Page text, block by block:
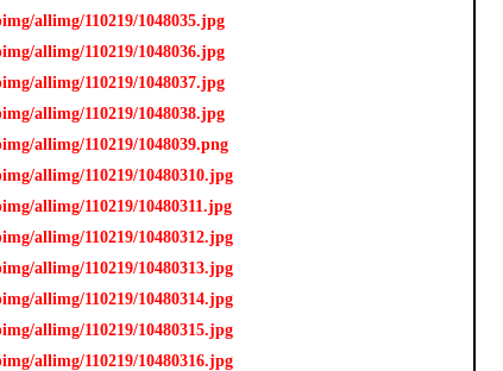
allimg/110219/1048035.jpg
allimg/110219/1048036.jpg
allimg/110219/1048037.jpg
allimg/110219/1048038.jpg
allimg/110219/1048039.png
allimg/110219/10480310.jpg
allimg/110219/10480311.jpg
allimg/110219/10480312.jpg
allimg/110219/10480313.jpg
allimg/110219/10480314.jpg
allimg/110219/10480315.jpg
allimg/110219/10480316.jpg